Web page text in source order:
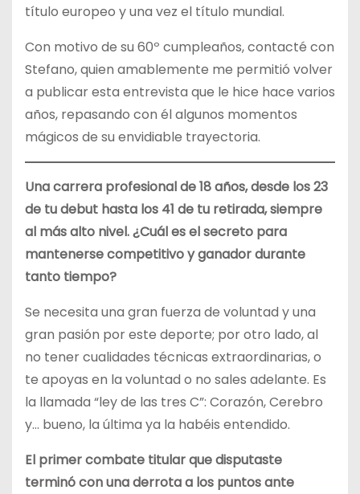
título europeo y una vez el título mundial.
Con motivo de su 60º cumpleaños, contacté con
Stefano, quien amablemente me permitió volver
a publicar esta entrevista que le hice hace varios
años, repasando con él algunos momentos
mágicos de su envidiable trayectoria.
Una carrera profesional de 18 años, desde los 23
de tu debut hasta los 41 de tu retirada, siempre
al más alto nivel. ¿Cuál es el secreto para
mantenerse competitivo y ganador durante
tanto tiempo?
Se necesita una gran fuerza de voluntad y una
gran pasión por este deporte; por otro lado, al
no tener cualidades técnicas extraordinarias, o
te apoyas en la voluntad o no sales adelante. Es
la llamada “ley de las tres C”: Corazón, Cerebro
y… bueno, la última ya la habéis entendido.
El primer combate titular que disputaste
terminó con una derrota a los puntos ante